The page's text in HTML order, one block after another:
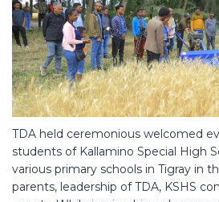
TDA held ceremonious welcomed
students of Kallamino Special High
various primary schools in Tigray in
parents, leadership of TDA, KSHS